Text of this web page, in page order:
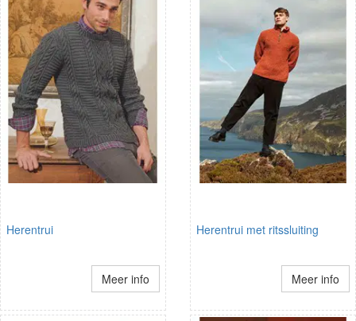
Herentrui
Meer info
Herentrui met ritssluiting
Meer info